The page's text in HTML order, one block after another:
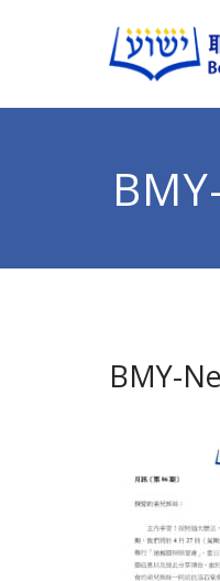
BMY-